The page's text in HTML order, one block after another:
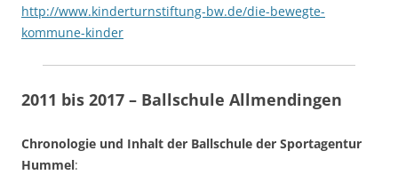
http://www.kinderturnstiftung-bw.de/die-bewegte-
kommune-kinder
2011 bis 2017 – Ballschule Allmendingen
Chronologie und Inhalt der Ballschule der Sportagentur
Hummel: